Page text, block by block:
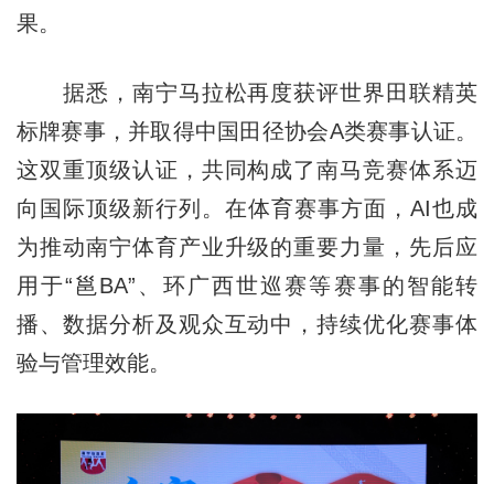
果。
据悉，南宁马拉松再度获评世界田联精英
标牌赛事，并取得中国田径协会A类赛事认证。
这双重顶级认证，共同构成了南马竞赛体系迈
向国际顶级新行列。在体育赛事方面，AI也成
为推动南宁体育产业升级的重要力量，先后应
用于“邕BA”、环广西世巡赛等赛事的智能转
播、数据分析及观众互动中，持续优化赛事体
验与管理效能。